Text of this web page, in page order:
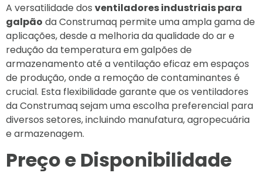
A versatilidade dos ventiladores industriais para
galpão da Construmaq permite uma ampla gama de
aplicações, desde a melhoria da qualidade do ar e
redução da temperatura em galpões de
armazenamento até a ventilação eficaz em espaços
de produção, onde a remoção de contaminantes é
crucial. Esta flexibilidade garante que os ventiladores
da Construmaq sejam uma escolha preferencial para
diversos setores, incluindo manufatura, agropecuária
e armazenagem.
Preço e Disponibilidade